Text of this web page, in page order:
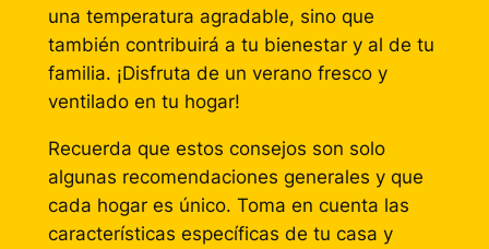
una temperatura agradable, sino que
también contribuirá a tu bienestar y al de tu
familia. ¡Disfruta de un verano fresco y
ventilado en tu hogar!
Recuerda que estos consejos son solo
algunas recomendaciones generales y que
cada hogar es único. Toma en cuenta las
características específicas de tu casa y